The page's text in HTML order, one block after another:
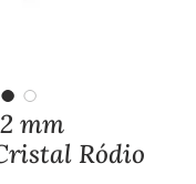
mm
Ródio